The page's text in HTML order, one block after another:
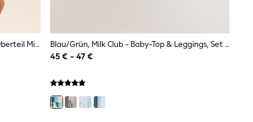
Dunkelgrauer Dinosaurier-Pullover - Oberteil Mit Rundhals Auf Der Rückseite (3Monate-7Jahre)
Blau/Grün, Milk Club - Baby-Top & Leggings, Set Mit 6 Pieces (0M.–3J.)
45 € - 47 €